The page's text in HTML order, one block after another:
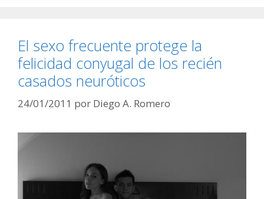
El sexo frecuente protege la
felicidad conyugal de los recién
casados neuróticos
24/01/2011 por Diego A. Romero